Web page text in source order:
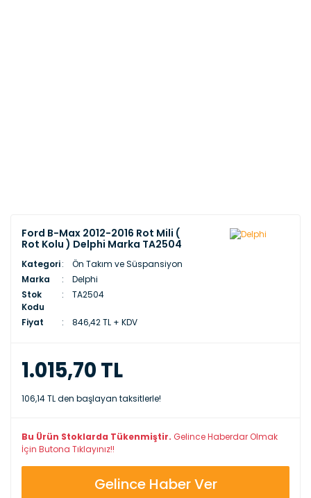
Ford B-Max 2012-2016 Rot Mili (
Rot Kolu ) Delphi Marka TA2504
Kategori
Ön Takım ve Süspansiyon
Marka
Delphi
Stok
Kodu
TA2504
Fiyat 846,42 TL + KDV
1.015,70 TL
106,14 TL den başlayan taksitlerle!
Bu Ürün Stoklarda Tükenmiştir. Gelince Haberdar Olmak
İçin Butona Tıklayınız!!
Gelince Haber Ver